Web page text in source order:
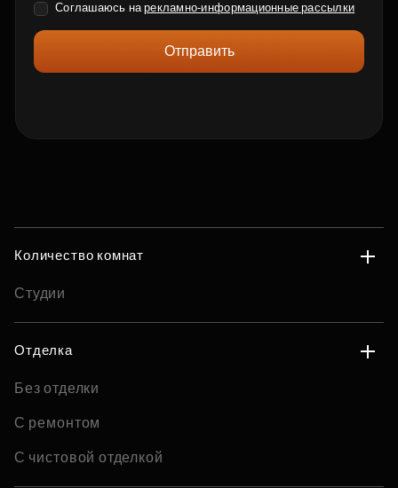
Соглашаюсь нарекламно-информационные рассылки
Отправить
Количество комнат
Студии
Отделка
Без отделки
С ремонтом
С чистовой отделкой